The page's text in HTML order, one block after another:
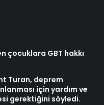
çocuklara GBT hakkı
Turan, deprem
için yardım ve
gerektiğini söyledi.